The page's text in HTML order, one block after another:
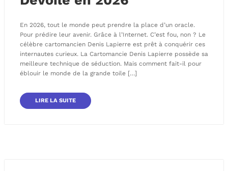
En 2026, tout le monde peut prendre la place d’un oracle.
Pour prédire leur avenir. Grâce à l’Internet. C’est fou, non ? Le
célèbre cartomancien Denis Lapierre est prêt à conquérir ces
internautes curieux. La Cartomancie Denis Lapierre possède sa
meilleure technique de séduction. Mais comment fait-il pour
éblouir le monde de la grande toile […]
LIRE LA SUITE